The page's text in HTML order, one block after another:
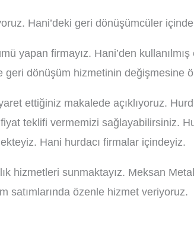
Hani’deki geri dönüşümcüler
yapan firmayız. Hani’den
geri dönüşüm hizmetinin değişmesine
ettiğiniz makalede açıklıyoruz.
teklifi vermemizi sağlayabilirsiniz.
Hani hurdacı firmalar içindeyiz.
hizmetleri sunmaktayız. Meksan
satımlarında özenle hizmet veriyoruz.